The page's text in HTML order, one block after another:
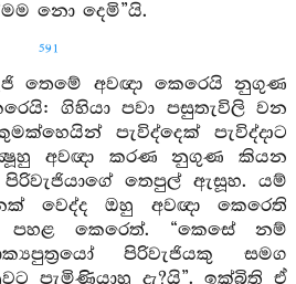
නො දෙමි”යි.
591
තෙමේ අවඥා කෙරෙයි නුගුණ
ගිහියා පවා පසුතැවිලි වන
පැවිද්දෙක් පැවිද්දාට
අවඥා කරණ නුගුණ කියන
තෙපුල් ඇසූහ. යම්
වෙද්ද ඔහු අවඥා කෙරෙති
කෙරෙත්. “කෙසේ නම්
පිරිවැජියකු සමග
පැමිණියාහු දැ?යි”. ඉක්බිති ඒ